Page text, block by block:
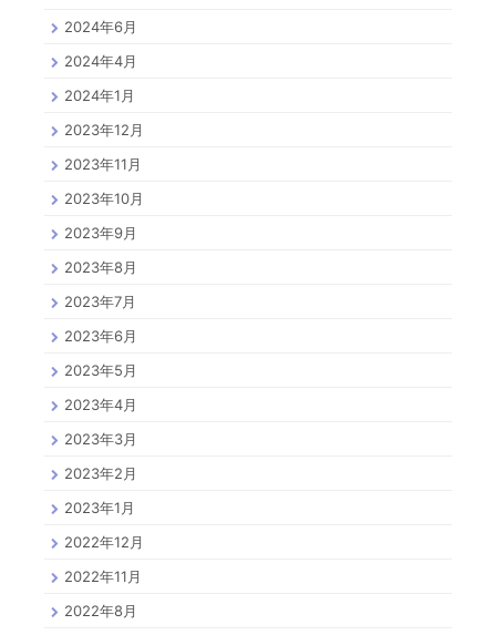
2024年6月
2024年4月
2024年1月
2023年12月
2023年11月
2023年10月
2023年9月
2023年8月
2023年7月
2023年6月
2023年5月
2023年4月
2023年3月
2023年2月
2023年1月
2022年12月
2022年11月
2022年8月